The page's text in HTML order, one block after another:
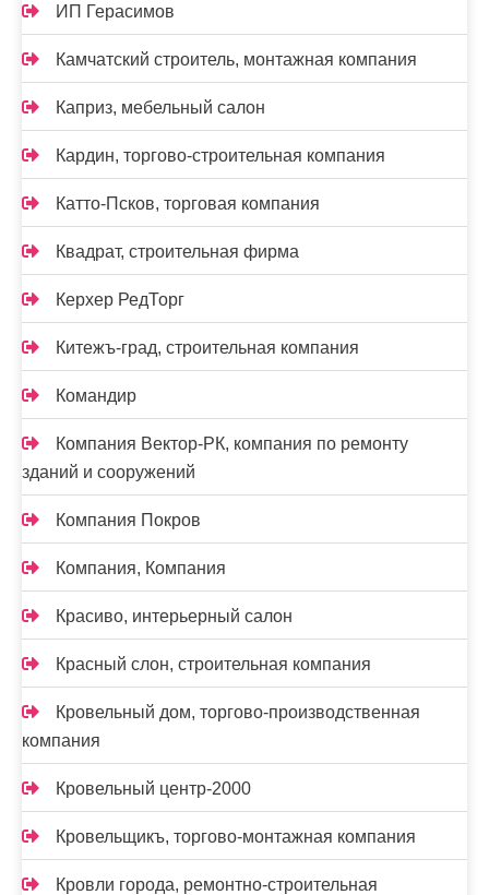
ИП Герасимов
Камчатский строитель, монтажная компания
Каприз, мебельный салон
Кардин, торгово-строительная компания
Катто-Псков, торговая компания
Квадрат, строительная фирма
Керхер РедТорг
Китежъ-град, строительная компания
Командир
Компания Вектор-РК, компания по ремонту
зданий и сооружений
Компания Покров
Компания, Компания
Красиво, интерьерный салон
Красный слон, строительная компания
Кровельный дом, торгово-производственная
компания
Кровельный центр-2000
Кровельщикъ, торгово-монтажная компания
Кровли города, ремонтно-строительная